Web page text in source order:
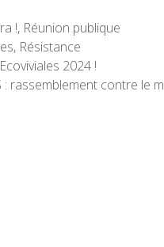
!, Réunion publique
, Résistance
2024 !
: rassemblement contre le